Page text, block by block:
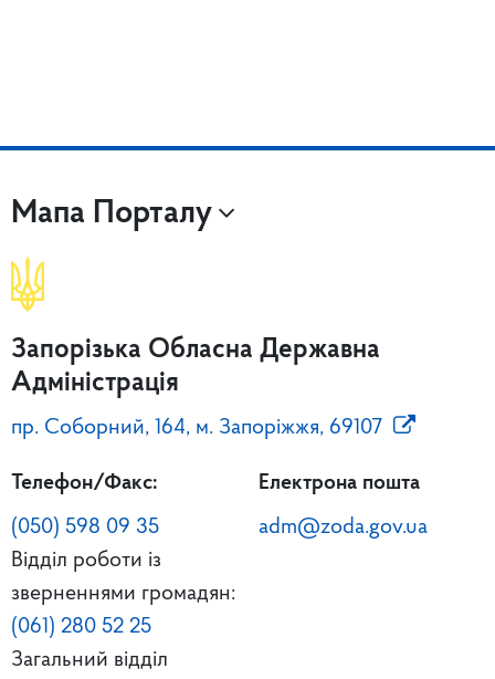
Мапа Порталу
Запорізька Обласна Державна
Адміністрація
пр. Соборний, 164, м. Запоріжжя, 69107
Телефон/Факс:
(050) 598 09 35
Відділ роботи із
зверненнями громадян:
(061) 280 52 25
Загальний відділ
Електрона пошта
adm@zoda.gov.ua